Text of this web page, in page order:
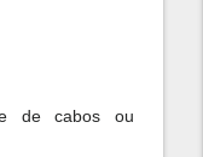
de cabos ou